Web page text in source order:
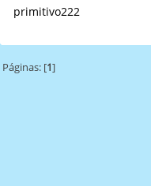
primitivo222
Páginas: [1]